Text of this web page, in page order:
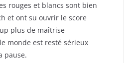
rouges et blancs sont bien
et ont su ouvrir le score
plus de maîtrise
monde est resté sérieux
pause.